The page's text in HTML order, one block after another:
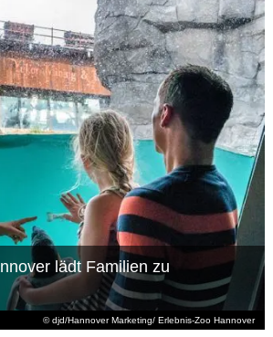
© djd/Hannover Marketing/ Erlebnis-Zoo Hannover
lädt Familien zu